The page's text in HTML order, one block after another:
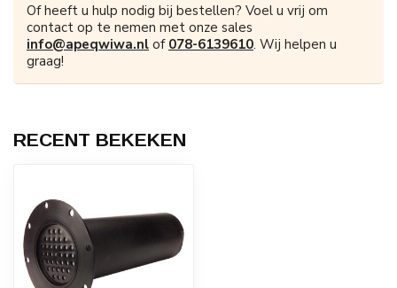
Of heeft u hulp nodig bij bestellen? Voel u vrij om
contact op te nemen met onze sales
info@apeqwiwa.nl of 078-6139610. Wij helpen u
graag!
RECENT BEKEKEN